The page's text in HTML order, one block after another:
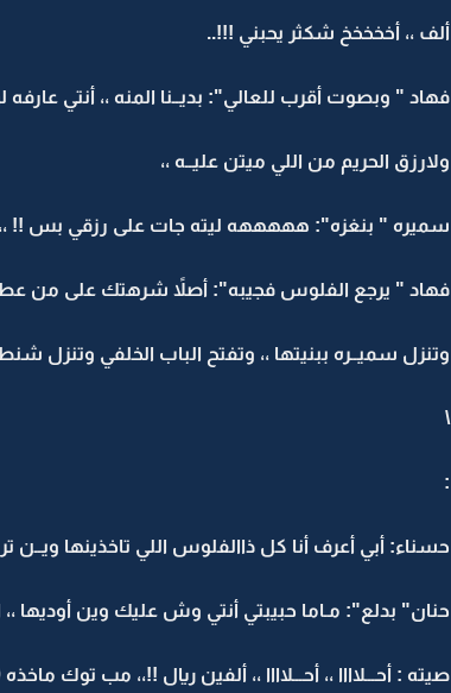
ألف ،، أخخخخخ شكثر يحبني !!!..
فهاد " وبصوت أقرب للعالي": بديــنا المنه ،، أنتي
ولارزق الحريم من اللي ميتن عليــه ،،
سميره " بنغزه": هههههه ليته جات على رزقي بس !! ،،
فهاد " يرجع الفلوس فجيبه": أصلاً شرهتك على من
وتنزل سميــره ببنيتها ،، وتفتح الباب الخلفي وتنزل
\
:
حسناء: أبي أعرف أنا كل ذاالفلوس اللي تاخذينها ويــن
حنان" بدلع": مـاما حبيبتي أنتي وش عليك وين أوديها ،،
صيته : أحـــلاااا ،، أحـــلاااا ،، ألفين ريال !!،، مب توك ماخذه 10000 نعنبوك وين تودين ذالدراهم !!!!